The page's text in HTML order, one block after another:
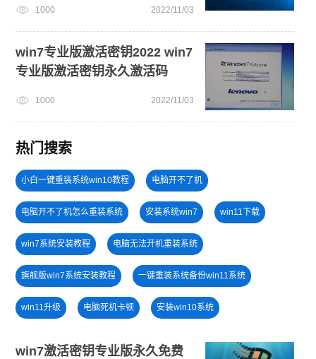
1000 2022/11/03
win7专业版激活密钥2022 win7
专业版激活密钥永久激活码
1000 2022/11/03
热门搜索
小白一键重装系统win10教程 电脑开不了机
电脑开不了机怎么重装系统 安装系统win7 win11下载
win7系统安装教程 电脑无法开机重装系统
旗舰版win7系统安装教程 一键重装系统备份win11系统
win11升级 电脑死机卡顿 安装win10系统
win7激活密钥专业版永久免费